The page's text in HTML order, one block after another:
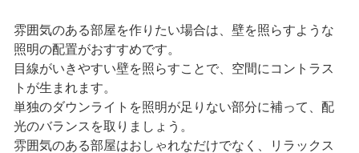
雰囲気のある部屋を作りたい場合は、壁を照らすような
照明の配置がおすすめです。
目線がいきやすい壁を照らすことで、空間にコントラス
トが生まれます。
単独のダウンライトを照明が足りない部分に補って、配
光のバランスを取りましょう。
雰囲気のある部屋はおしゃれなだけでなく、リラックス